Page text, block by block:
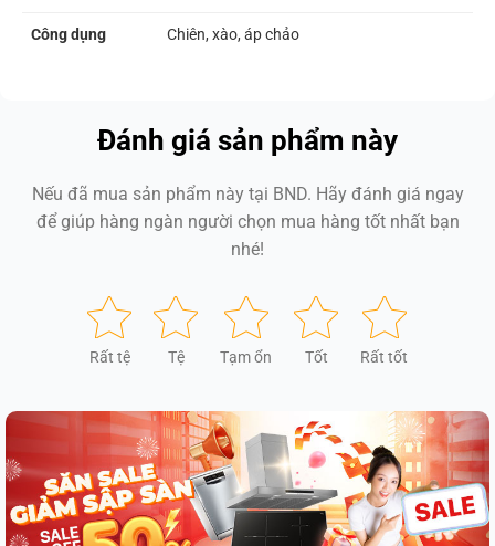
Công dụng Chiên, xào, áp chảo
Đánh giá sản phẩm này
Nếu đã mua sản phẩm này tại BND. Hãy đánh giá ngay
để giúp hàng ngàn người chọn mua hàng tốt nhất bạn
nhé!
Rất tệ Tệ Tạm ổn Tốt Rất tốt